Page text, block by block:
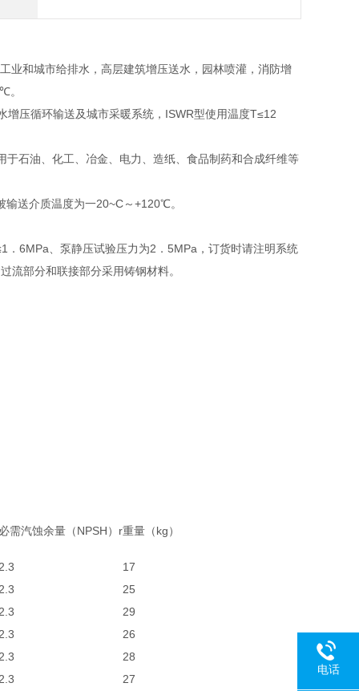
业和城市给排水，高层建筑增压送水，园林喷灌，消防增
。
压循环输送及城市采暖系统，ISWR型使用温度T≤12
石油、化工、冶金、电力、造纸、食品制药和合成纤维等
送介质温度为一20~C～+120℃。
6MPa、泵静压试验压力为2．5MPa，订货时请注明系统
流部分和联接部分采用铸钢材料。
需汽蚀余量（NPSH）r重量（kg）
17
25
29
26
28
27
电话